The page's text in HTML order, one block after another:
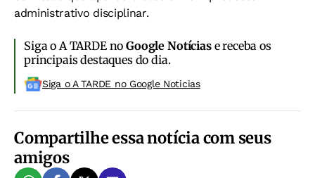
administrativo disciplinar.
Siga o A TARDE noGoogle Notíciase receba os
principais destaques do dia.
Siga o A TARDE no Google Noticias
Compartilhe essa notícia com seus
amigos